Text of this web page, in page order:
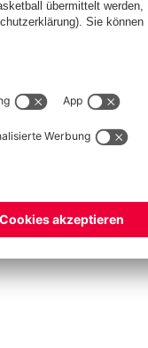
Hinweisgebersystem Kontakt